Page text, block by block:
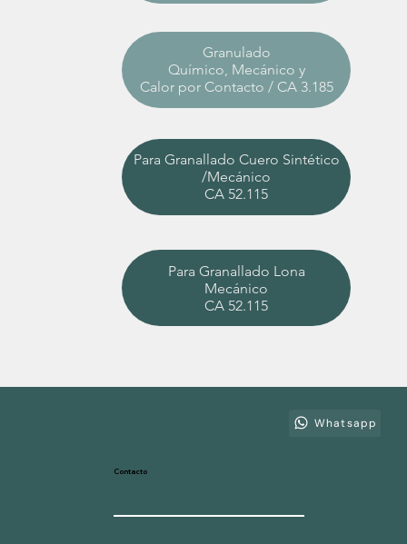
Para Granallado Cuero Sintético
/Mecánico
CA 52.115
Para Granallado Lona
Mecánico
CA 52.115
Granulado
Químico, Mecánico y
Calor por Contacto / CA 3.185
Contacto
Whatsapp